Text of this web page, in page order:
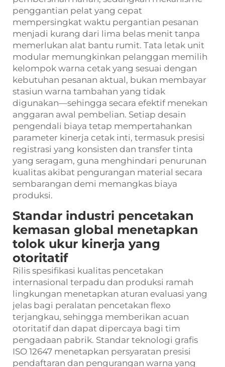
penggantian pelat yang cepat
mempersingkat waktu pergantian pesanan
menjadi kurang dari lima belas menit tanpa
memerlukan alat bantu rumit. Tata letak unit
modular memungkinkan pelanggan memilih
kelompok warna cetak yang sesuai dengan
kebutuhan pesanan aktual, bukan membayar
stasiun warna tambahan yang tidak
digunakan—sehingga secara efektif menekan
anggaran awal pembelian. Setiap desain
pengendali biaya tetap mempertahankan
parameter kinerja cetak inti, termasuk presisi
registrasi yang konsisten dan transfer tinta
yang seragam, guna menghindari penurunan
kualitas akibat pengurangan material secara
sembarangan demi memangkas biaya
produksi.
Standar industri pencetakan
kemasan global menetapkan
tolok ukur kinerja yang
otoritatif
Rilis spesifikasi kualitas pencetakan
internasional terpadu dan produksi ramah
lingkungan menetapkan aturan evaluasi yang
jelas bagi peralatan pencetakan flexo
terjangkau, sehingga memberikan acuan
otoritatif dan dapat dipercaya bagi tim
pengadaan pabrik. Standar teknologi grafis
ISO 12647 menetapkan persyaratan presisi
pendaftaran dan pengurangan warna yang